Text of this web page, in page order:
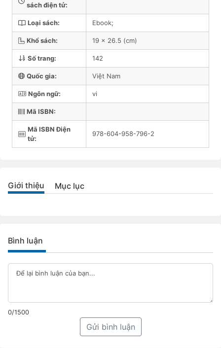
sách điện tử:
Loại sách: Ebook;
Khổ sách: 19 x 26.5 (cm)
Số trang: 142
Quốc gia: Việt Nam
Ngôn ngữ: vi
Mã ISBN:
Mã ISBN Điện
tử:
978-604-958-796-2
Giới thiệu Mục lục
Bình luận
0/1500
Gửi bình luận